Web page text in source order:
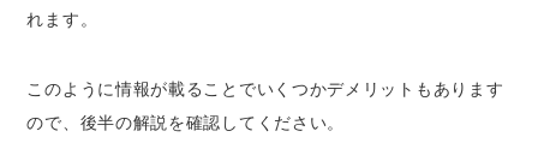
れます。
このように情報が載ることでいくつかデメリットもあります
ので、後半の解説を確認してください。